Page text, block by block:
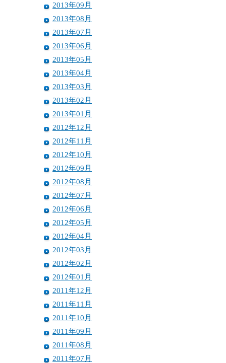
2013年09月
2013年08月
2013年07月
2013年06月
2013年05月
2013年04月
2013年03月
2013年02月
2013年01月
2012年12月
2012年11月
2012年10月
2012年09月
2012年08月
2012年07月
2012年06月
2012年05月
2012年04月
2012年03月
2012年02月
2012年01月
2011年12月
2011年11月
2011年10月
2011年09月
2011年08月
2011年07月